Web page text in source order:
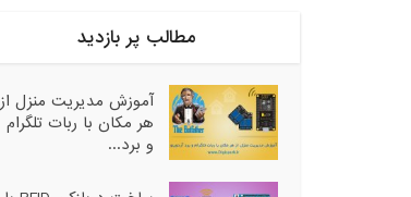
مطالب پر بازدید
آموزش مدیریت منزل از
هر مکان با ربات تلگرام
و برد...